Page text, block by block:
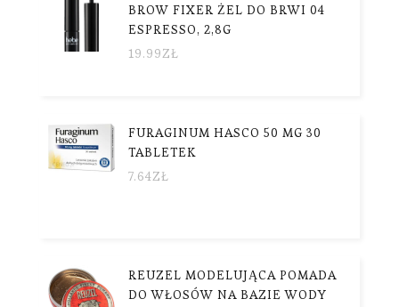
BROW FIXER ŻEL DO BRWI 04
ESPRESSO, 2,8G
19.99ZŁ
FURAGINUM HASCO 50 MG 30
TABLETEK
7.64ZŁ
REUZEL MODELUJĄCA POMADA
DO WŁOSÓW NA BAZIE WODY